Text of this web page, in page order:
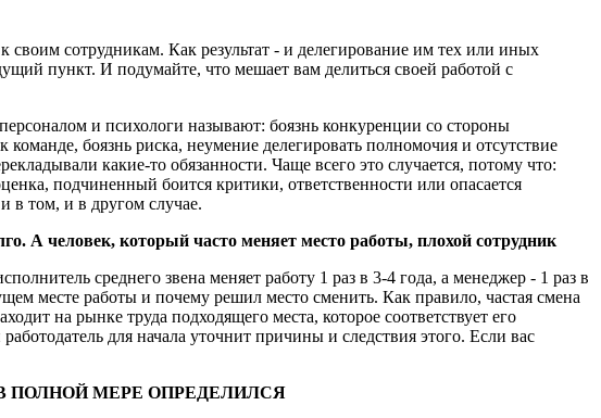
сотрудникам. Как результат - и делегирование им тех или иных
пункт. И подумайте, что мешает вам делиться своей работой с
и психологи называют: боязнь конкуренции со стороны
боязнь риска, неумение делегировать полномочия и отсутствие
какие-то обязанности. Чаще всего это случается, потому что:
подчиненный боится критики, ответственности или опасается
в том, и в другом случае.
А человек, который часто меняет место работы, плохой сотрудник
среднего звена меняет работу 1 раз в 3-4 года, а менеджер - 1 раз в
месте работы и почему решил место сменить. Как правило, частая смена
на рынке труда подходящего места, которое соответствует его
для начала уточнит причины и следствия этого. Если вас
ПОЛНОЙ МЕРЕ ОПРЕДЕЛИЛСЯ